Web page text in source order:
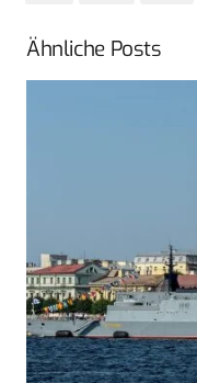
Ähnliche Posts